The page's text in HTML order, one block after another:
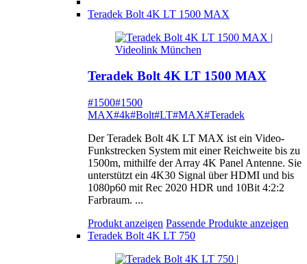
Teradek Bolt 4K LT 1500 MAX
Teradek Bolt 4K LT 1500 MAX
#1500#1500
MAX#4k#Bolt#LT#MAX#Teradek
Der Teradek Bolt 4K LT MAX ist ein Video-
Funkstrecken System mit einer Reichweite bis zu
1500m, mithilfe der Array 4K Panel Antenne. Sie
unterstützt ein 4K30 Signal über HDMI und bis
1080p60 mit Rec 2020 HDR und 10Bit 4:2:2
Farbraum. ...
Produkt anzeigen Passende Produkte anzeigen
Teradek Bolt 4K LT 750